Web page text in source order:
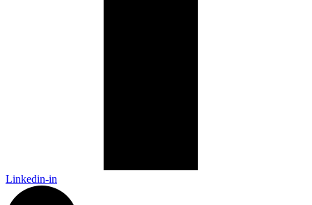
Linkedin-in